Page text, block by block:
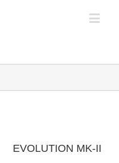
EVOLUTION MK-II